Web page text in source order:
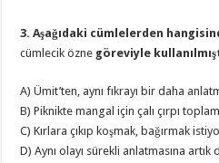
3. Aşağıdaki cümlelerden
cümlecik özne göreviyle
A) Ümit’ten, aynı fıkrayı bir daha
B) Piknikte mangal için çalı çırpı
C) Kırlara çıkıp koşmak, bağırmak
D) Aynı olayı sürekli anlatmasına artık